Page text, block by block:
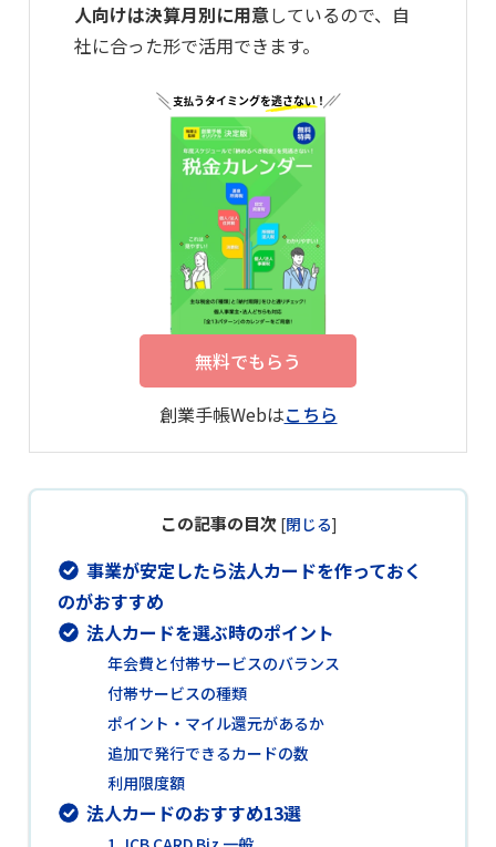
人向けは決算月別に用意しているので、自
社に合った形で活用できます。
無料でもらう
創業手帳Webはこちら
この記事の目次 [閉じる]
事業が安定したら法人カードを作っておく
のがおすすめ
法人カードを選ぶ時のポイント
年会費と付帯サービスのバランス
付帯サービスの種類
ポイント・マイル還元があるか
追加で発行できるカードの数
利用限度額
法人カードのおすすめ13選